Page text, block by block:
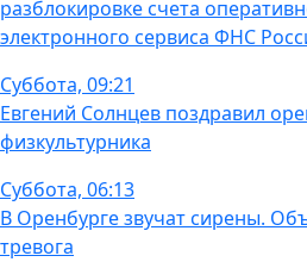
разблокировке счета
электронного сервиса ФНС
Суббота, 09:21
Евгений Солнцев поздравил
физкультурника
Суббота, 06:13
В Оренбурге звучат сирены.
тревога